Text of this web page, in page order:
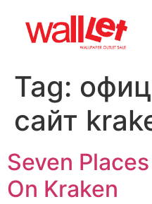
Tag:
сайт
Seven
On Kraken